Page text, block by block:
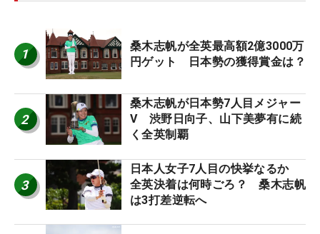
1
桑木志帆が全英最高額2億3000万
円ゲット 日本勢の獲得賞金は？
2
桑木志帆が日本勢7人目メジャー
V 渋野日向子、山下美夢有に続
く全英制覇
3
日本人女子7人目の快挙なるか
全英決着は何時ごろ？ 桑木志帆
は3打差逆転へ